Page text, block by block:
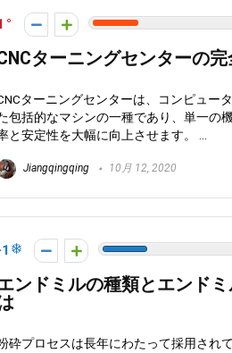
ターニングセンターの
ターニングセンターは、コンピュー
包括的なマシンの一種であり、単一の
と安定性を大幅に向上させます。 ...
Jiangqingqing 10月 12, 2020
ンドミルの種類とエンド
砕プロセスは長年にわたって採用され